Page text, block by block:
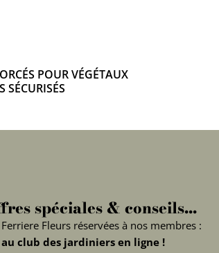
POUR VÉGÉTAUX
SÉCURISÉS
spéciales & conseils...
Fleurs réservées à nos membres :
club des jardiniers en ligne !